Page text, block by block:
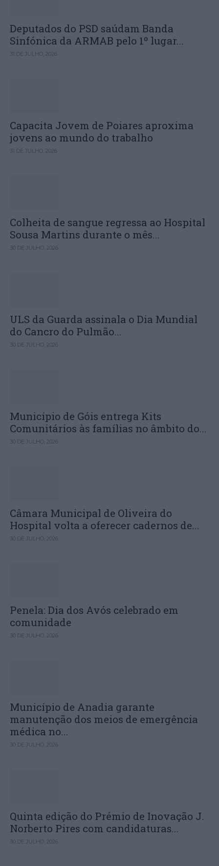
Deputados do PSD saúdam Banda
Sinfónica da ARMAB pelo 1º lugar...
31 DE JULHO, 2026
Capacita Jovem de Poiares aproxima
jovens ao mundo do trabalho
31 DE JULHO, 2026
Colheita de sangue regressa ao Hospital
Sousa Martins durante o mês...
30 DE JULHO, 2026
ULS da Guarda assinala o Dia Mundial
do Cancro do Pulmão...
30 DE JULHO, 2026
Município de Góis entrega Kits
Comunitários às famílias no âmbito do...
30 DE JULHO, 2026
Câmara Municipal de Oliveira do
Hospital volta a oferecer cadernos de...
30 DE JULHO, 2026
Penela: Dia dos Avós celebrado em
comunidade
30 DE JULHO, 2026
Município de Anadia garante
manutenção dos meios de emergência
médica no...
30 DE JULHO, 2026
Quinta edição do Prémio de Inovação J.
Norberto Pires com candidaturas...
30 DE JULHO, 2026